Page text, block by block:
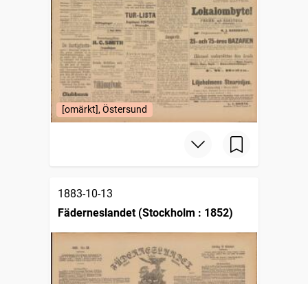
[omärkt], Östersund
1883-10-13
Fäderneslandet (Stockholm : 1852)